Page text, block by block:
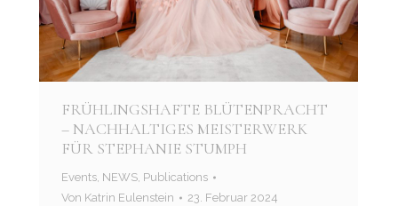
FRÜHLINGSHAFTE BLÜTENPRACHT
– NACHHALTIGES MEISTERWERK
FÜR STEPHANIE STUMPH
Events, NEWS, Publications
Von Katrin Eulenstein 23. Februar 2024